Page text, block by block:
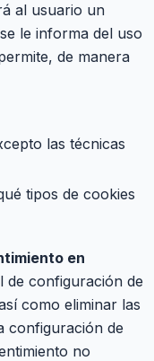
al usuario un
le informa del uso
de manera
las técnicas
tipos de cookies
en
de configuración de
como eliminar las
configuración de
no